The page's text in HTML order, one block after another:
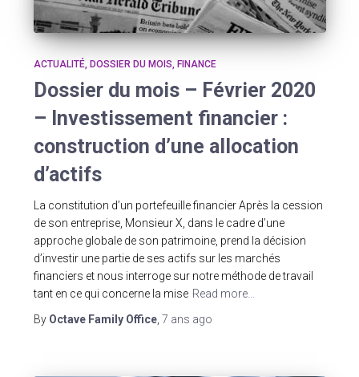
ACTUALITÉ DOSSIER DU MOIS FINANCE
Dossier du mois – Février 2020
– Investissement financier :
construction d’une allocation
d’actifs
La constitution d’un portefeuille financier Après la cession
de son entreprise, Monsieur X, dans le cadre d’une
approche globale de son patrimoine, prend la décision
d’investir une partie de ses actifs sur les marchés
financiers et nous interroge sur notre méthode de travail
tant en ce qui concerne la mise Read more…
By Octave Family Office, 7 ans ago